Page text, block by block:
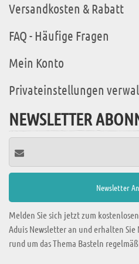
Versandkosten & Rabatt
FAQ - Häufige Fragen
Mein Konto
Privateinstellungen
NEWSLETTER
Melden Sie sich jetzt zum kostenlosen
Aduis Newsletter an und erhalten
rund um das Thema Basteln